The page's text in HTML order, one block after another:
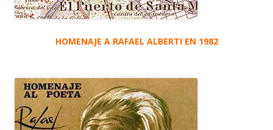
HOMENAJE A RAFAEL ALBERTI EN 1982